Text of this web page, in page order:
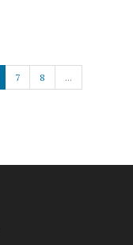
7 8 ...